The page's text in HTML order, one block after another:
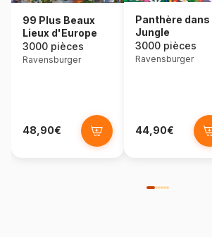
99 Plus Beaux
Lieux d'Europe
3000 pièces
Ravensburger
48,90€
Panthère dans
Jungle
3000 pièces
Ravensburger
44,90€